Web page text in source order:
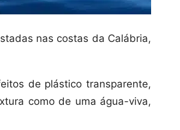
nas costas da Calábria,
de plástico transparente,
como de uma água-viva,